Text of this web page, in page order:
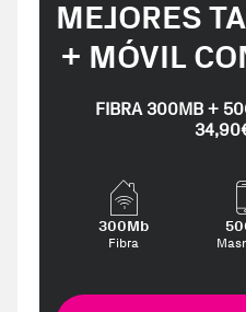
MEJORES
+ MÓVIL
FIBRA 300MB +
300Mb
Fibra